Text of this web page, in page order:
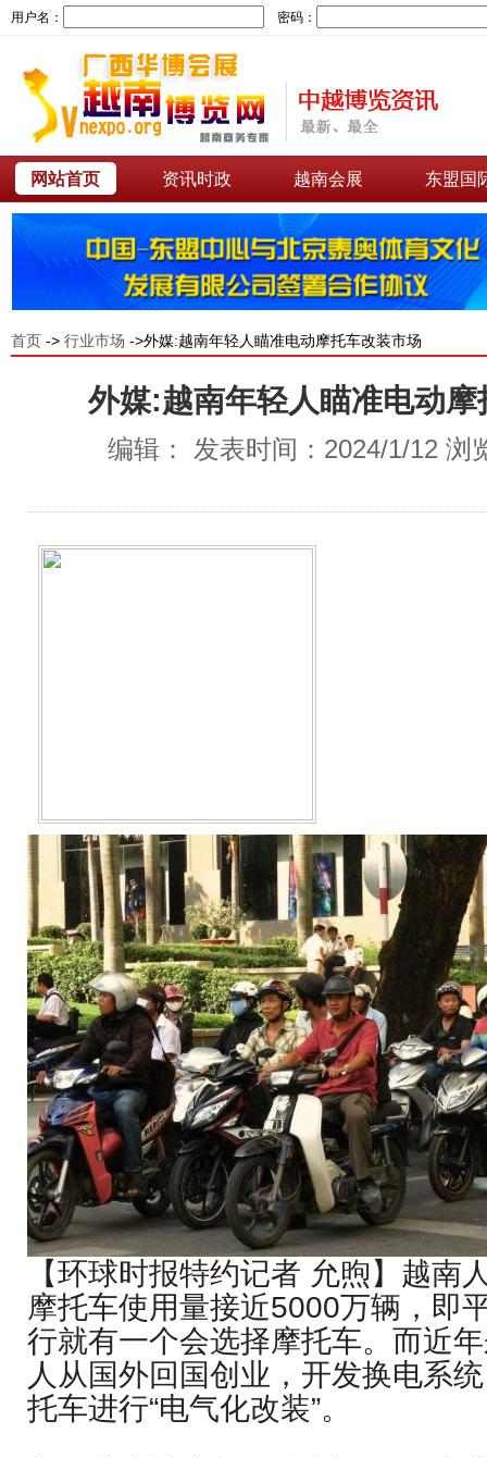
用户名： 密码：
网站首页 资讯时政 越南会展 东盟国
首页 -> 行业市场 ->外媒:越南年轻人瞄准电动摩托车改装市场
外媒:越南年轻人瞄准电动
编辑： 发表时间：2024/1/12 浏
【环球时报特约记者 允煦】越南
摩托车使用量接近5000万辆，即
行就有一个会选择摩托车。而近
人从国外回国创业，开发换电系
托车进行“电气化改装”。